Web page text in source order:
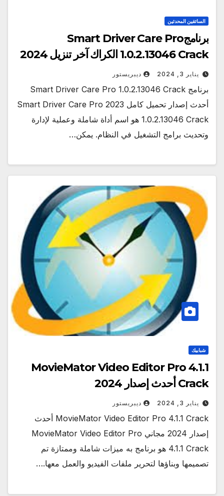
السائقين المحدثين
برنامجSmart Driver Care Pro
1.0.2.13046 Crack الكراك آخر تنزيل 2024
يناير 3, 2024 ديبريستور
برنامج Smart Driver Care Pro 1.0.2.13046 Crack
أحدث إصدار تحميل كامل 2023 Smart Driver Care Pro
1.0.2.13046 Crack هو اسم أداة شاملة وعملية لإدارة
وتحديث برامج التشغيل في النظام. يمكن…
شبابيك
MovieMator Video Editor Pro 4.1.1
Crack أحدث إصدار 2024
يناير 3, 2024 ديبريستور
MovieMator Video Editor Pro 4.1.1 Crack أحدث
إصدار 2024 مجاني MovieMator Video Editor Pro
4.1.1 Crack هو برنامج به ميزات شاملة وممتازة تم
تصميمها وبناؤها لتحرير ملفات الفيديو والعمل معها.…